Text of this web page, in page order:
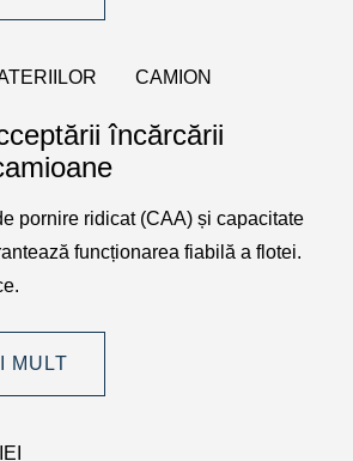
CAMION
încărcării
pornire ridicat (CAA) și capacitate
funcționarea fiabilă a flotei.
MULT